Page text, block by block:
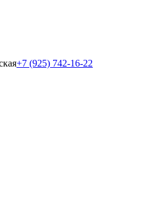
+7 (925) 742-16-22